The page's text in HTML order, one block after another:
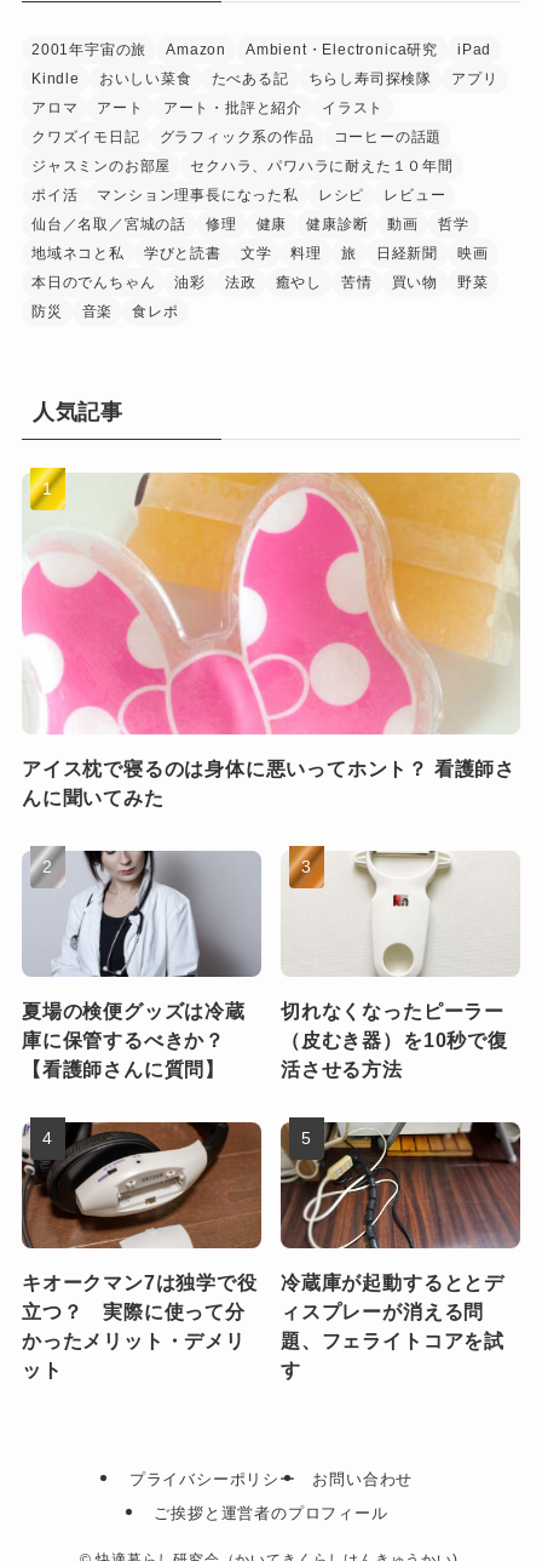
2001年宇宙の旅 Amazon Ambient・Electronica研究
iPad
Kindle
おいしい菜食 たべある記 ちらし寿司探検隊
アプリ
アロマ
アート アート・批評と紹介
イラスト
クワズイモ日記
グラフィック系の作品
コーヒーの話題
ジャスミンのお部屋
セクハラ、パワハラに耐えた１０年間
ポイ活
マンション理事長になった私 レシピ
レビュー
仙台／名取／宮城の話
修理 健康 健康診断 動画
哲学
地域ネコと私
学びと読書 文学 料理 旅 日経新聞
映画
本日のでんちゃん
油彩 法政 癒やし 苦情 買い物
野菜
防災
音楽 食レポ
人気記事
アイス枕で寝るのは身体に悪いってホント？ 看護師さ
んに聞いてみた
夏場の検便グッズは冷蔵
庫に保管するべきか？
【看護師さんに質問】
切れなくなったピーラー
（皮むき器）を10秒で復
活させる方法
キオークマン7は独学で役
立つ？ 実際に使って分
かったメリット・デメリ
ット
冷蔵庫が起動するととデ
ィスプレーが消える問
題、フェライトコアを試
す
プライバシーポリシー
お問い合わせ
ご挨拶と運営者のプロフィール